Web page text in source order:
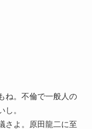
ね。不倫で一般人の
し。
さよ。原田龍二に至